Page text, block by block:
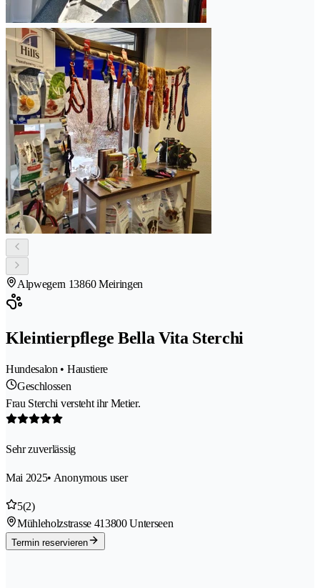
Alpwegern 13860 Meiringen
Kleintierpflege Bella Vita Sterchi
Hundesalon • Haustiere
Geschlossen
Frau Sterchi versteht ihr Metier.
Sehr zuverlässig
Mai 2025• Anonymous user
5(2)
Mühleholzstrasse 413800 Unterseen
Termin reservieren